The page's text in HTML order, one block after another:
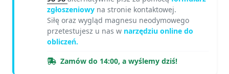
zgłoszeniowy na stronie kontaktowej.
Siłę oraz wygląd magnesu neodymowego
przetestujesz u nas w narzędziu online do
obliczeń.
Zamów do 14:00, a wyślemy dziś!